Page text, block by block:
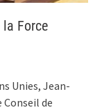
la Force
Unies, Jean-
de